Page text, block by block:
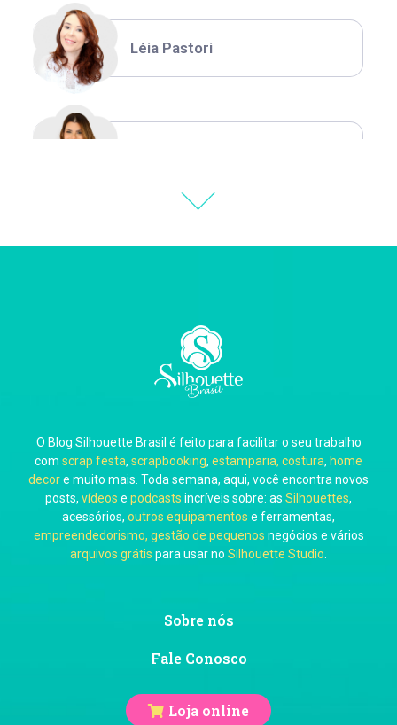
Léia Pastori
Carla Eschberger
Carol Pessoa
Ju Mirthes
O Blog Silhouette Brasil é feito para facilitar o seu trabalho
com scrap festa, scrapbooking, estamparia, costura, home
decore muito mais. Toda semana, aqui, você encontra novos
posts, vídeos e podcasts incríveis sobre: as Silhouettes,
acessórios, outros equipamentos e ferramentas,
empreendedorismo, gestão de pequenos negócios e vários
arquivos grátis para usar no Silhouette Studio
Sobre nós
Fale Conosco
Loja online